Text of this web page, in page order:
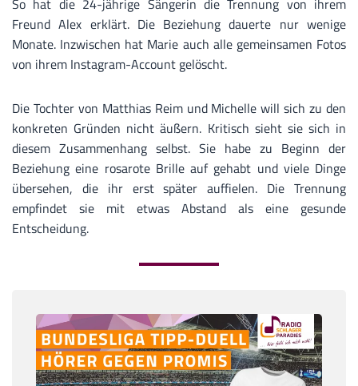
So hat die 24-jährige Sängerin die Trennung von ihrem
Freund Alex erklärt. Die Beziehung dauerte nur wenige
Monate. Inzwischen hat Marie auch alle gemeinsamen Fotos
von ihrem Instagram-Account gelöscht.
Die Tochter von Matthias Reim und Michelle will sich zu den
konkreten Gründen nicht äußern. Kritisch sieht sie sich in
diesem Zusammenhang selbst. Sie habe zu Beginn der
Beziehung eine rosarote Brille auf gehabt und viele Dinge
übersehen, die ihr erst später auffielen. Die Trennung
empfindet sie mit etwas Abstand als eine gesunde
Entscheidung.